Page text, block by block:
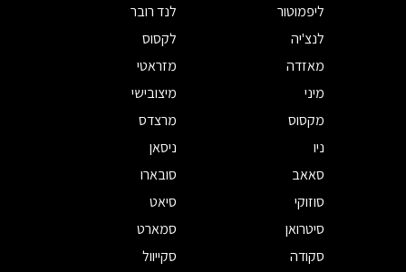
ליפמוטור
לנד רובר
לנצ'יה
לקסוס
מאזדה
מזראטי
מיני
מיצובישי
מקסוס
מרצדס
ניו
ניסאן
סאאב
סובארו
סוזוקי
סיאט
סיטרואן
סמארט
סקודה
סקייוול